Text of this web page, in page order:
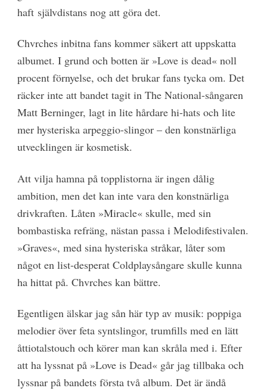
haft självdistans nog att göra det.
Chvrches inbitna fans kommer säkert att uppskatta
albumet. I grund och botten är »Love is dead« noll
procent förnyelse, och det brukar fans tycka om. Det
räcker inte att bandet tagit in The National-sångaren
Matt Berninger, lagt in lite hårdare hi-hats och lite
mer hysteriska arpeggio-slingor – den konstnärliga
utvecklingen är kosmetisk.
Att vilja hamna på topplistorna är ingen dålig
ambition, men det kan inte vara den konstnärliga
drivkraften. Låten »Miracle« skulle, med sin
bombastiska refräng, nästan passa i Melodifestivalen.
»Graves«, med sina hysteriska stråkar, låter som
något en list-desperat Coldplaysångare skulle kunna
ha hittat på. Chvrches kan bättre.
Egentligen älskar jag sån här typ av musik: poppiga
melodier över feta syntslingor, trumfills med en lätt
åttiotalstouch och körer man kan skråla med i. Efter
att ha lyssnat på »Love is Dead« går jag tillbaka och
lyssnar på bandets första två album. Det är ändå